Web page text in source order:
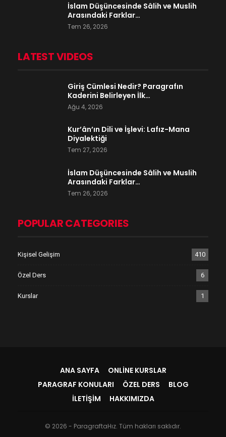
İslam Düşüncesinde Sâlih ve Muslih
Arasındaki Farklar…
Tem 26, 2026
LATEST VIDEOS
Giriş Cümlesi Nedir? Paragrafın
Kaderini Belirleyen İlk…
Ağu 4, 2026
Kur’ân’ın Dili ve İşlevi: Lafız-Mana
Diyalektiği
Tem 27, 2026
İslam Düşüncesinde Sâlih ve Muslih
Arasındaki Farklar…
Tem 26, 2026
POPULAR CATEGORIES
Kişisel Gelişim 410
Özel Ders 6
Kurslar 1
ANA SAYFA
ONLINE KURSLAR
PARAGRAF KONULARI
ÖZEL DERS
BLOG
İLETIŞIM
HAKKIMIZDA
© 2026 - ParagraftaHız. Tüm hakları saklıdır.